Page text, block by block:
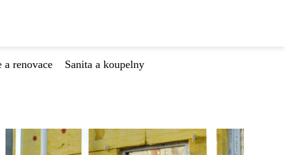
a renovace
Sanita a koupelny